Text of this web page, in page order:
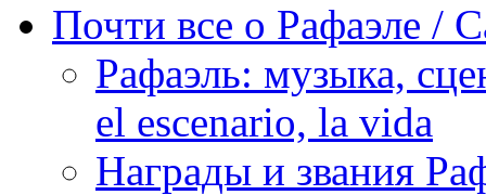
Почти все о Рафаэле /
Рафаэль: музыка,
el escenario, la vida
Награды и звания